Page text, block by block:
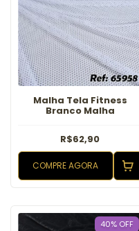
Malha Tela Fitness
Branco Malha
R$62,90
COMPRE AGORA
40% OFF